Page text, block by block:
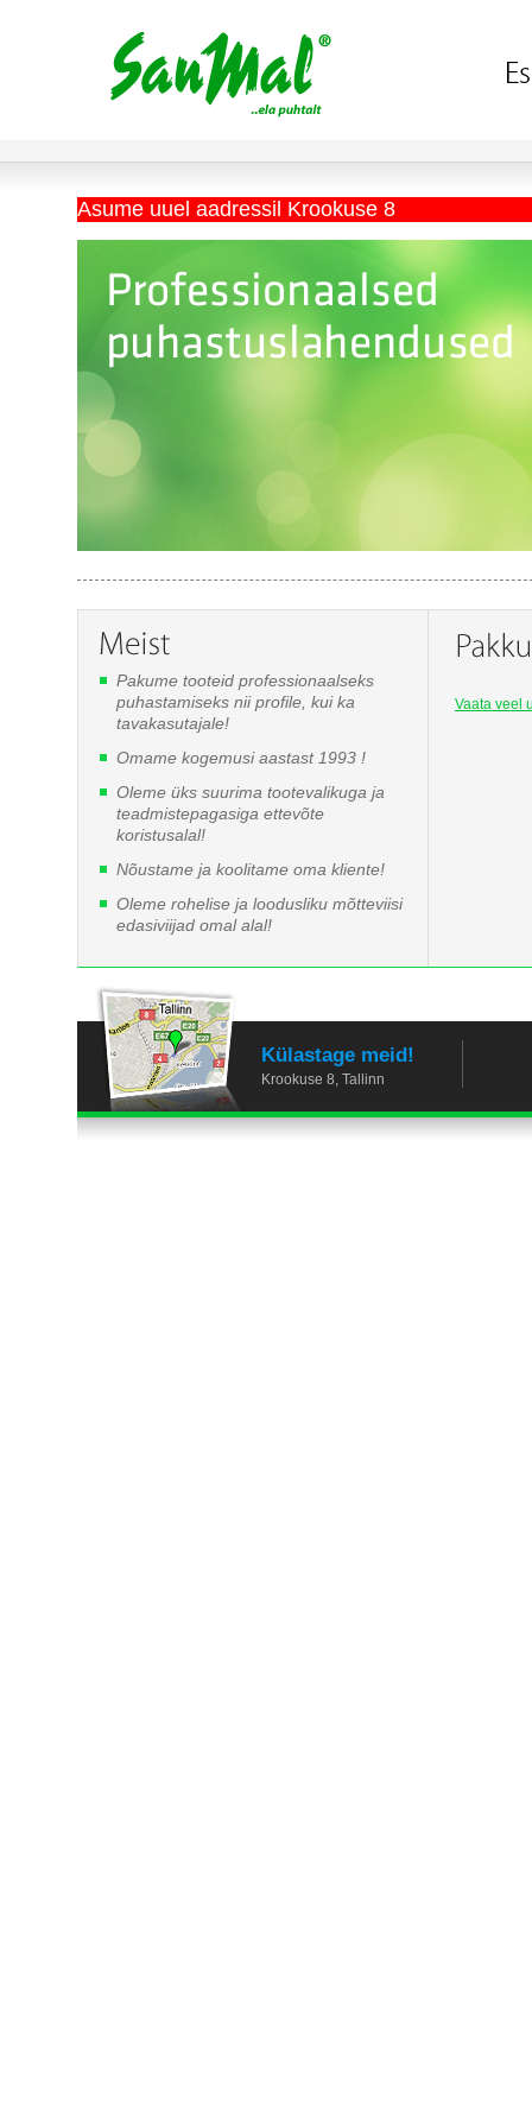
Asume uuel aadressil Krookuse 8
Vaata veel
Pakume tooteid professionaalseks
puhastamiseks nii profile, kui ka
tavakasutajale!
Omame kogemusi aastast 1993 !
Oleme üks suurima tootevalikuga ja
teadmistepagasiga ettevõte
koristusalal!
Nõustame ja koolitame oma kliente!
Oleme rohelise ja loodusliku mõtteviisi
edasiviijad omal alal!
Külastage meid!
Krookuse 8, Tallinn